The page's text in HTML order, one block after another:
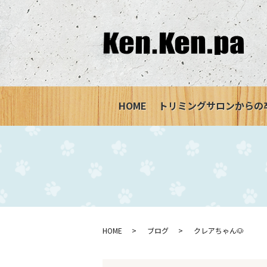
HOME トリミングサロンから
HOME ブログ クレアちゃん🐶